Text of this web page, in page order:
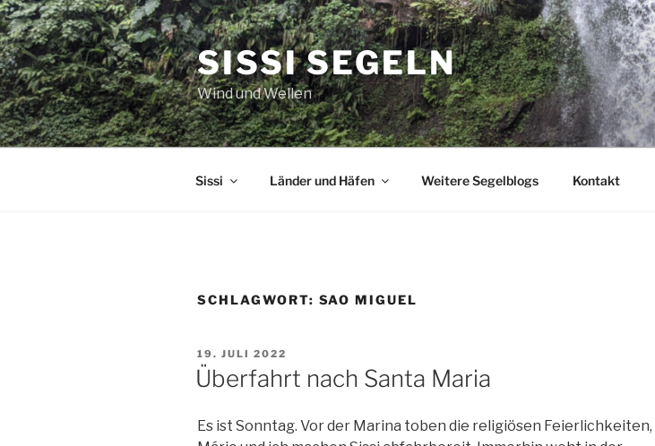
Zum
Inhalt
springen
SISSI SEGELN
Wind und Wellen
Sissi Länder und Häfen Weitere Segelblogs Kontakt
SCHLAGWORT: SAO MIGUEL
VERÖFFENTLICHT
AM
19. JULI 2022
Überfahrt nach Santa Maria
Es ist Sonntag. Vor der Marina toben die religiösen Feierlichkeiten,